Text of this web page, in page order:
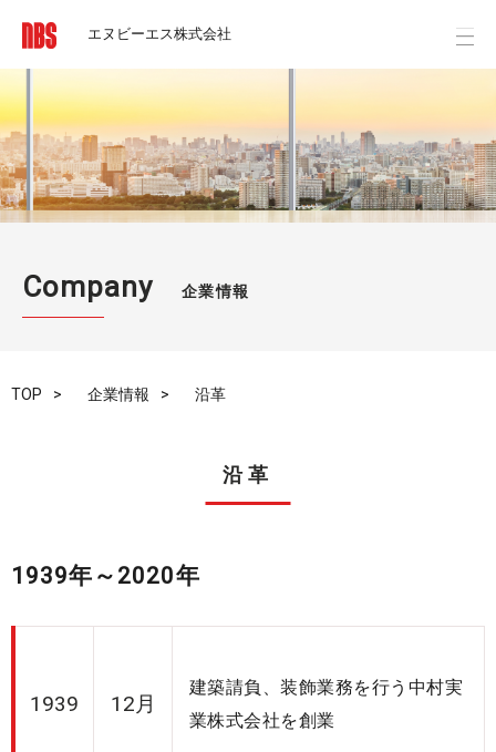
エヌビーエス株式会社
Company 企業情報
TOP 企業情報 沿革
沿革
1939年～2020年
1939 12月
建築請負、装飾業務を行う中村実
業株式会社を創業